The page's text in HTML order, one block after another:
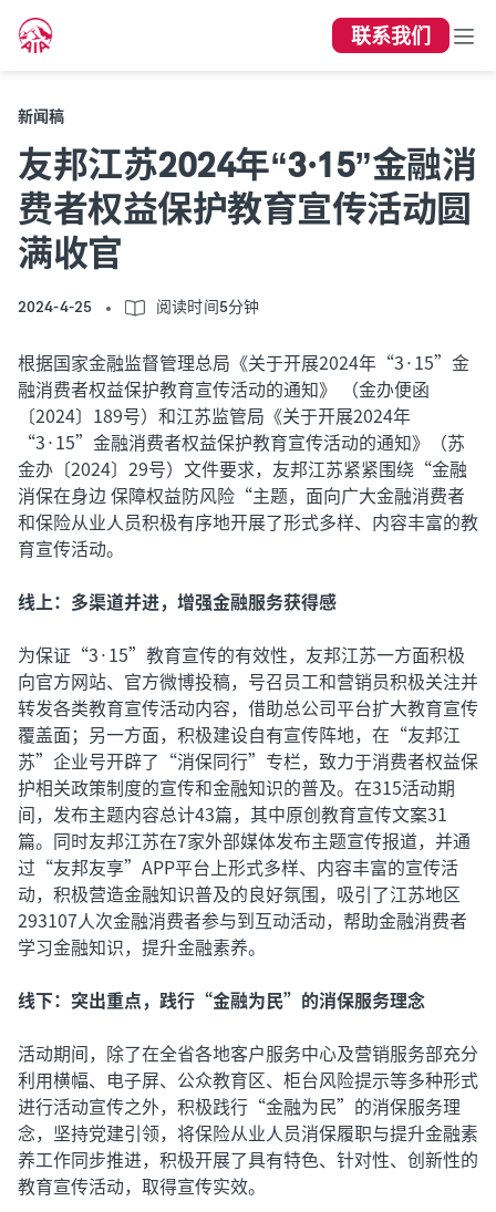
联系我们
新闻稿
友邦江苏2024年“3·15”金融消
费者权益保护教育宣传活动圆
满收官
2024-4-25 阅读时间5分钟
根据国家金融监督管理总局《关于开展2024年“3·15”金
融消费者权益保护教育宣传活动的通知》 （金办便函
〔2024〕189号）和江苏监管局《关于开展2024年
“3·15”金融消费者权益保护教育宣传活动的通知》（苏
金办〔2024〕29号）文件要求，友邦江苏紧紧围绕“金融
消保在身边 保障权益防风险“主题，面向广大金融消费者
和保险从业人员积极有序地开展了形式多样、内容丰富的教
育宣传活动。
线上：多渠道并进，增强金融服务获得感
为保证“3·15”教育宣传的有效性，友邦江苏一方面积极
向官方网站、官方微博投稿，号召员工和营销员积极关注并
转发各类教育宣传活动内容，借助总公司平台扩大教育宣传
覆盖面；另一方面，积极建设自有宣传阵地，在“友邦江
苏”企业号开辟了“消保同行”专栏，致力于消费者权益保
护相关政策制度的宣传和金融知识的普及。在315活动期
间，发布主题内容总计43篇，其中原创教育宣传文案31
篇。同时友邦江苏在7家外部媒体发布主题宣传报道，并通
过“友邦友享”APP平台上形式多样、内容丰富的宣传活
动，积极营造金融知识普及的良好氛围，吸引了江苏地区
293107人次金融消费者参与到互动活动，帮助金融消费者
学习金融知识，提升金融素养。
线下：突出重点，践行“金融为民”的消保服务理念
活动期间，除了在全省各地客户服务中心及营销服务部充分
利用横幅、电子屏、公众教育区、柜台风险提示等多种形式
进行活动宣传之外，积极践行“金融为民”的消保服务理
念，坚持党建引领，将保险从业人员消保履职与提升金融素
养工作同步推进，积极开展了具有特色、针对性、创新性的
教育宣传活动，取得宣传实效。